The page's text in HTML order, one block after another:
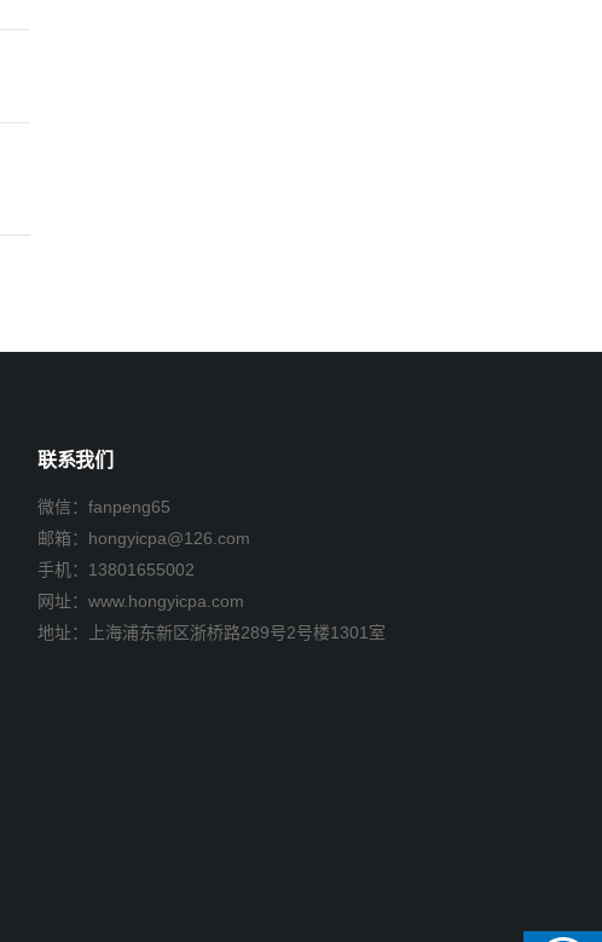
联系我们
微信：fanpeng65
邮箱： hongyicpa@126.com
手机： 13801655002
网址：www.hongyicpa.com
地址：上海浦东新区浙桥路289号2号楼1301室